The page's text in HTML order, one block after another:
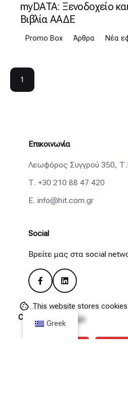
myDATA: Ξενοδοχείο
Βιβλία ΑΑΔΕ
Promo Box Άρθρα Νέα
1
Επικοινωνία
Λεωφόρος Συγγρού 350,
Τ. +30 210 88 47 420
E. info@hit.com.gr
Social
Βρείτε μας στα social
Remote Support
This website stores
Cookie Policy
Greek